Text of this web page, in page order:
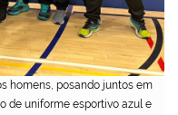
homens, posando juntos em
de uniforme esportivo azul e